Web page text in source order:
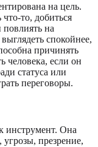
на цель.
то, добиться
повлиять на
спокойнее,
причинять
человека, если он
статуса или
переговоры.
инструмент. Она
презрение,